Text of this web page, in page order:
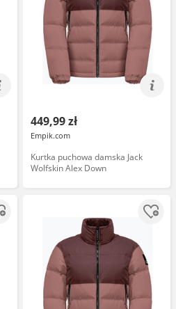
449,99 zł
Empik.com
Kurtka puchowa damska Jack
Wolfskin Alex Down